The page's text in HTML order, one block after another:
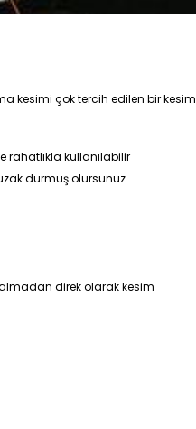
kesimi çok tercih edilen bir kesim
rahatlıkla kullanılabilir
durmuş olursunuz.
direk olarak kesim